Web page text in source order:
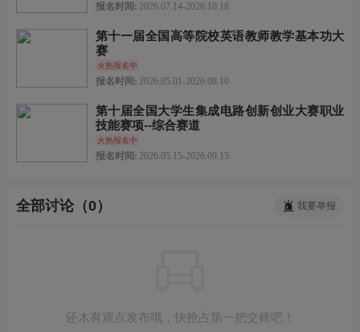
报名时间: 2026.07.14-2026.10.18
第十一届全国高等院校英语教师教学基本功大
赛
火热报名中
报名时间: 2026.05.01-2026.08.10
第十届全国大学生集成电路创新创业大赛职业
技能赛项--综合赛道
火热报名中
报名时间: 2026.05.15-2026.09.15
全部讨论（0） 我要举报
还木有观点发布哦，快抢占第一把交椅吧！